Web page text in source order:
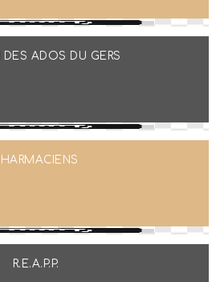
ADOS DU GERS
R.E.A.P.P.